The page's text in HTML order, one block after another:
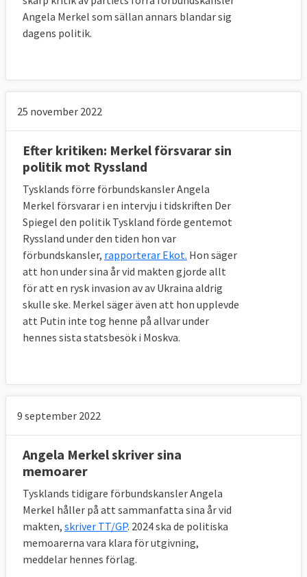
Angela Merkel som sällan annars blandar sig
dagens politik.
25 november 2022
Efter kritiken: Merkel försvarar sin
politik mot Ryssland
Tysklands förre förbundskansler Angela
Merkel försvarar i en intervju i tidskriften Der
Spiegel den politik Tyskland förde gentemot
Ryssland under den tiden hon var
förbundskansler, rapporterar Ekot. Hon säger
att hon under sina år vid makten gjorde allt
för att en rysk invasion av av Ukraina aldrig
skulle ske. Merkel säger även att hon upplevde
att Putin inte tog henne på allvar under
hennes sista statsbesök i Moskva.
9 september 2022
Angela Merkel skriver sina
memoarer
Tysklands tidigare förbundskansler Angela
Merkel håller på att sammanfatta sina år vid
makten, skriver TT/GP. 2024 ska de politiska
memoarerna vara klara för utgivning,
meddelar hennes förlag.